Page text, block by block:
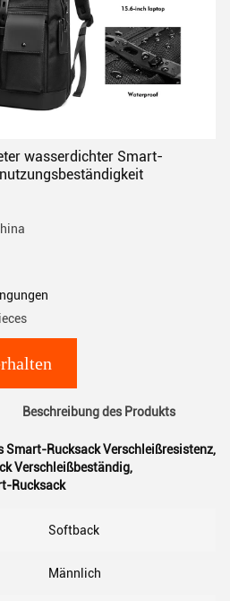
wasserdichter Smart-
Beschreibung des Produkts
Smart-Rucksack Verschleißresistenz,
Verschleißbeständig,
Rucksack
Softback
Männlich